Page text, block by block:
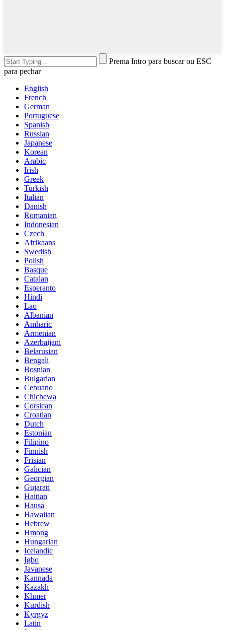
Prema Intro para buscar ou ESC
para pechar
English
French
German
Portuguese
Spanish
Russian
Japanese
Korean
Arabic
Irish
Greek
Turkish
Italian
Danish
Romanian
Indonesian
Czech
Afrikaans
Swedish
Polish
Basque
Catalan
Esperanto
Hindi
Lao
Albanian
Amharic
Armenian
Azerbaijani
Belarusian
Bengali
Bosnian
Bulgarian
Cebuano
Chichewa
Corsican
Croatian
Dutch
Estonian
Filipino
Finnish
Frisian
Galician
Georgian
Gujarati
Haitian
Hausa
Hawaiian
Hebrew
Hmong
Hungarian
Icelandic
Igbo
Javanese
Kannada
Kazakh
Khmer
Kurdish
Kyrgyz
Latin